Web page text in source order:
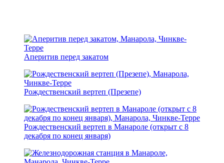
Аперитив перед закатом
Рождественский вертеп (Презепе)
Рождественский вертеп в Манароле (открыт с 8
декабря по конец января)